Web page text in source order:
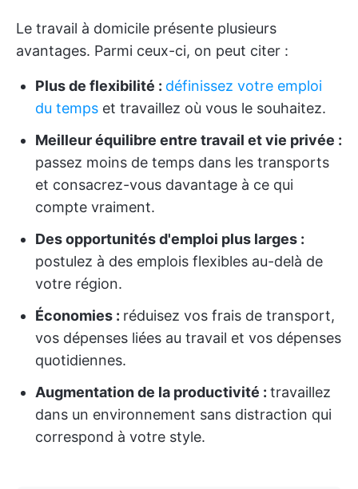
Le travail à domicile présente plusieurs
avantages. Parmi ceux-ci, on peut citer :
Plus de flexibilité : définissez votre emploi
du temps et travaillez où vous le souhaitez.
Meilleur équilibre entre travail et vie privée :
passez moins de temps dans les transports
et consacrez-vous davantage à ce qui
compte vraiment.
Des opportunités d'emploi plus larges :
postulez à des emplois flexibles au-delà de
votre région.
Économies : réduisez vos frais de transport,
vos dépenses liées au travail et vos dépenses
quotidiennes.
Augmentation de la productivité : travaillez
dans un environnement sans distraction qui
correspond à votre style.